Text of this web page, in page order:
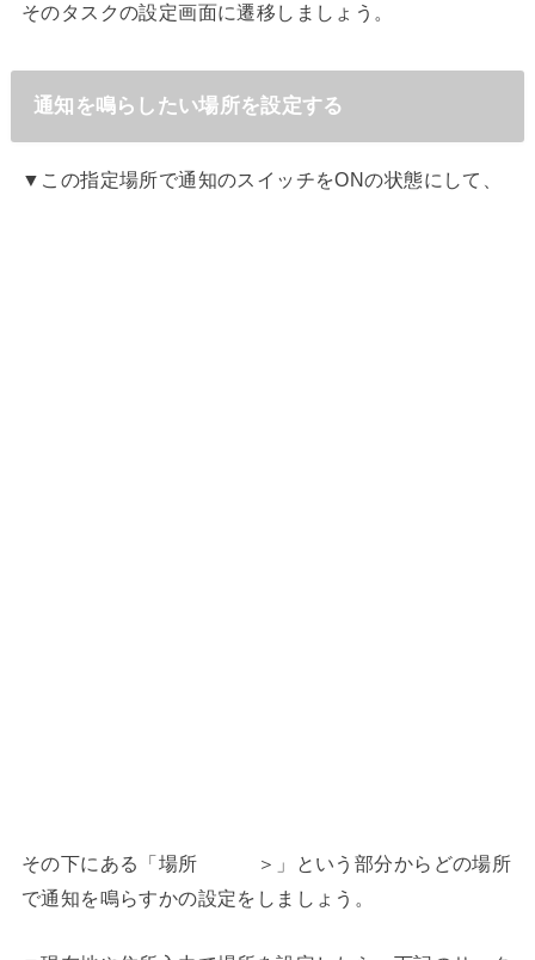
そのタスクの設定画面に遷移しましょう。
通知を鳴らしたい場所を設定する
▼この指定場所で通知のスイッチをONの状態にして、
その下にある「場所 ＞」という部分からどの場所
で通知を鳴らすかの設定をしましょう。